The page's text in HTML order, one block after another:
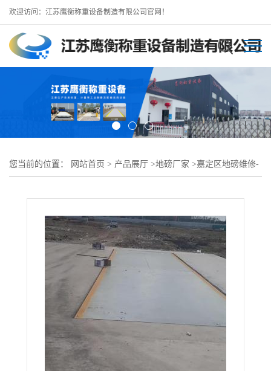
欢迎访问：江苏鹰衡称重设备制造有限公司官网！
您当前的位置： 网站首页 > 产品展厅 >地磅厂家 >嘉定区地磅维修-